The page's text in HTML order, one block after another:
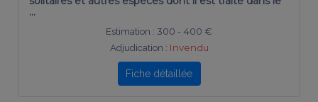
…
Estimation : 300 - 400 €
Adjudication : Invendu
Fiche détaillée